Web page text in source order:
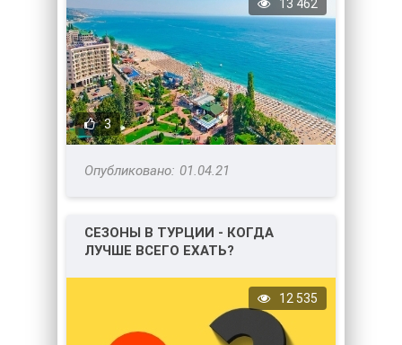
3
13 462
01.04.21
СЕЗОНЫ В ТУРЦИИ - КОГДА
ЛУЧШЕ ВСЕГО ЕХАТЬ?
12 535